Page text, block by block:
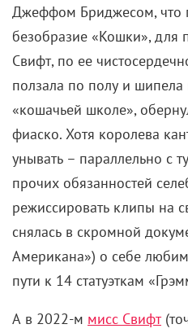
Джеффом Бриджесом, что
безобразие «Кошки», для
Свифт, по ее
ползала по полу и шипела
«кошачьей школе»,
фиаско. Хотя королева
унывать – параллельно с
прочих обязанностей
режиссировать клипы на
снялась в скромной
Американа») о себе
пути к 14 статуэткам
А в 2022-м мисс Свифт